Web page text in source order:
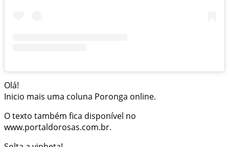
Olá!
Inicio mais uma coluna Poronga online.
O texto também fica disponível no
www.portaldorosas.com.br.